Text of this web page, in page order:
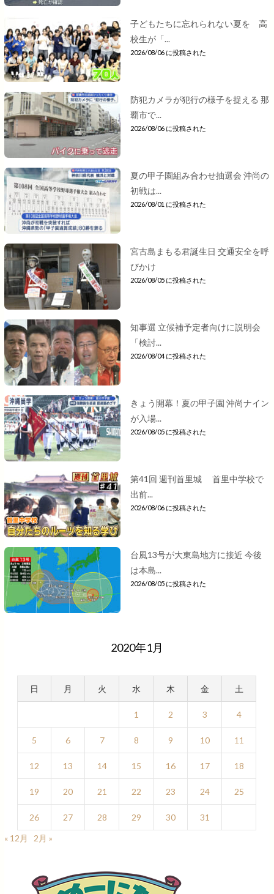
子どもたちに忘れられない夏を 高
校生が「...
2026/08/06 に投稿された
防犯カメラが犯行の様子を捉える 那
覇市で...
2026/08/06 に投稿された
夏の甲子園組み合わせ抽選会 沖尚の
初戦は...
2026/08/01 に投稿された
宮古島まもる君誕生日 交通安全を呼
びかけ
2026/08/05 に投稿された
知事選 立候補予定者向けに説明会
「検討...
2026/08/04 に投稿された
きょう開幕！夏の甲子園 沖尚ナイン
が入場...
2026/08/05 に投稿された
第41回 週刊首里城 首里中学校で
出前...
2026/08/06 に投稿された
台風13号が大東島地方に接近 今後
は本島...
2026/08/05 に投稿された
2020年1月
日 月 火 水 木 金 土
1 2 3 4
5 6 7 8 9 10 11
12 13 14 15 16 17 18
19 20 21 22 23 24 25
26 27 28 29 30
31
« 12月
2月 »